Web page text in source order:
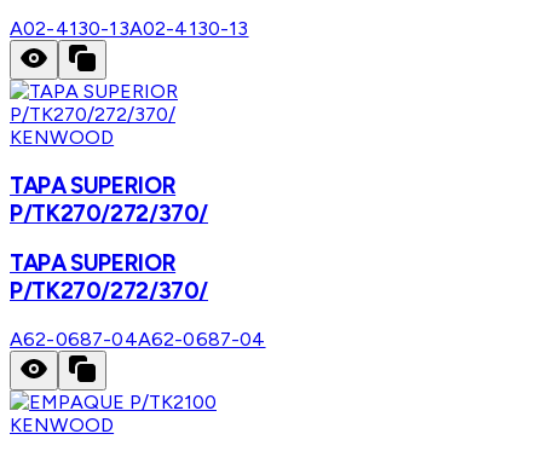
A02-4130-13A02-4130-13
KENWOOD
TAPA SUPERIOR
P/TK270/272/370/
TAPA SUPERIOR
P/TK270/272/370/
A62-0687-04A62-0687-04
KENWOOD